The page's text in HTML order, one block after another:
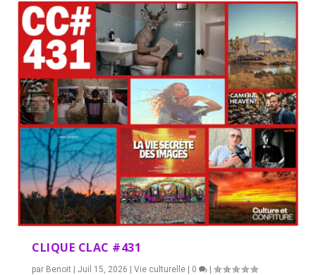
CLIQUE CLAC #431
par Benoit |Juil 15, 2026 |Vie culturelle | 0 |